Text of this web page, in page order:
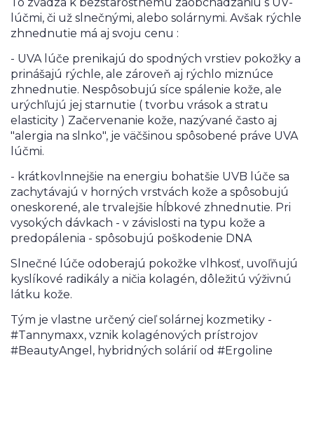
To zvádza k bezstarostnému zaobchádzaniu s UV-
lúčmi, či už slnečnými, alebo solárnymi. Avšak rýchle
zhnednutie má aj svoju cenu :
- UVA lúče prenikajú do spodných vrstiev pokožky a
prinášajú rýchle, ale zároveň aj rýchlo miznúce
zhnednutie. Nespôsobujú síce spálenie kože, ale
urýchľujú jej starnutie ( tvorbu vrások a stratu
elasticity ) Začervenanie kože, nazývané často aj
"alergia na slnko", je väčšinou spôsobené práve UVA
lúčmi.
- krátkovlnnejšie na energiu bohatšie UVB lúče sa
zachytávajú v horných vrstvách kože a spôsobujú
oneskorené, ale trvalejšie hĺbkové zhnednutie. Pri
vysokých dávkach - v závislosti na typu kože a
predopálenia - spôsobujú poškodenie DNA
Slnečné lúče odoberajú pokožke vlhkosť, uvoľňujú
kyslíkové radikály a ničia kolagén, dôležitú výživnú
látku kože.
Tým je vlastne určený cieľ solárnej kozmetiky -
#Tannymaxx, vznik kolagénových prístrojov
#BeautyAngel, hybridných solárií od #Ergoline